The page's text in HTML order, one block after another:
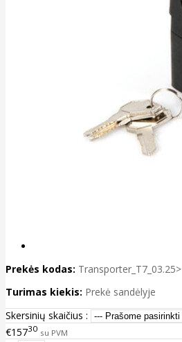
Prekės kodas: Transporter_T7_03.25>
Turimas kiekis: Prekė sandėlyje
Skersinių skaičius :
€15730 su PVM